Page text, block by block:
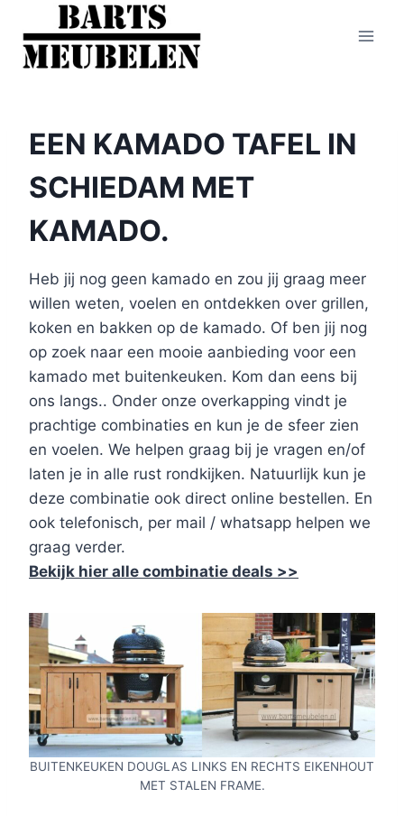
Doorgaan
naar
inhoud
EEN KAMADO TAFEL IN
SCHIEDAM MET
KAMADO.
Heb jij nog geen kamado en zou jij graag meer
willen weten, voelen en ontdekken over grillen,
koken en bakken op de kamado. Of ben jij nog
op zoek naar een mooie aanbieding voor een
kamado met buitenkeuken. Kom dan eens bij
ons langs.. Onder onze overkapping vindt je
prachtige combinaties en kun je de sfeer zien
en voelen. We helpen graag bij je vragen en/of
laten je in alle rust rondkijken. Natuurlijk kun je
deze combinatie ook direct online bestellen. En
ook telefonisch, per mail / whatsapp helpen we
graag verder.
Bekijk hier alle combinatie deals >>
BUITENKEUKEN DOUGLAS LINKS EN RECHTS EIKENHOUT
MET STALEN FRAME.